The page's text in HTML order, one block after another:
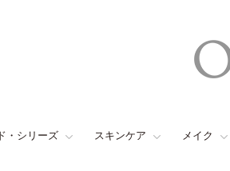
・シリーズ スキンケア メイク